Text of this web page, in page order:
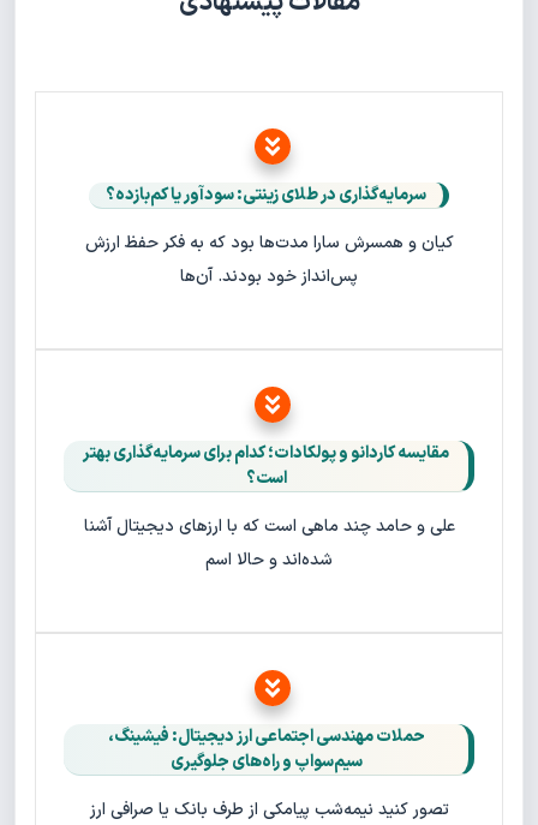
سرمایه‌گذاری در طلای زینتی: سودآور یا کم‌بازده؟
کیان و همسرش سارا مدت‌ها بود که به فکر حفظ ارزش
پس‌انداز خود بودند. آن‌ها
مقایسه کاردانو و پولکادات؛ کدام برای سرمایه‌گذاری بهتر
است؟
علی و حامد چند ماهی است که با ارزهای دیجیتال آشنا
شده‌اند و حالا اسم
حملات مهندسی اجتماعی ارز دیجیتال: فیشینگ،
سیم‌سواپ و راه‌های جلوگیری
تصور کنید نیمه‌شب پیامکی از طرف بانک یا صرافی ارز